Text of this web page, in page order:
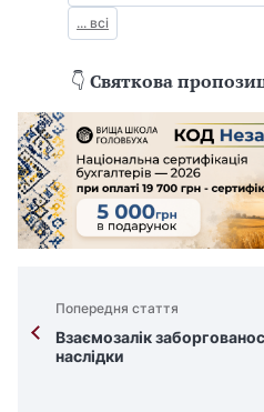
... всі
👇 Святкова
Попередня стаття
Взаємозалік
наслідки